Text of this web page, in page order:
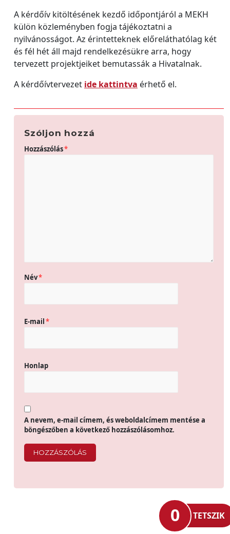
A kérdőív kitöltésének kezdő időpontjáról a MEKH
külön közleményben fogja tájékoztatni a
nyilvánosságot. Az érintetteknek előreláthatólag két
és fél hét áll majd rendelkezésükre arra, hogy
tervezett projektjeiket bemutassák a Hivatalnak.
A kérdőívtervezet ide kattintva érhető el.
Szóljon hozzá
Hozzászólás*
Név*
E-mail*
Honlap
A nevem, e-mail címem, és weboldalcímem mentése a
böngészőben a következő hozzászólásomhoz.
0 TETSZIK